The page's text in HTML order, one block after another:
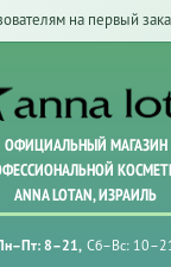
на первый
ОФИЦИАЛЬНЫЙ МАГАЗИН
ANNA LOTAN, ИЗРАИЛЬ
8–21 Сб–Вс: